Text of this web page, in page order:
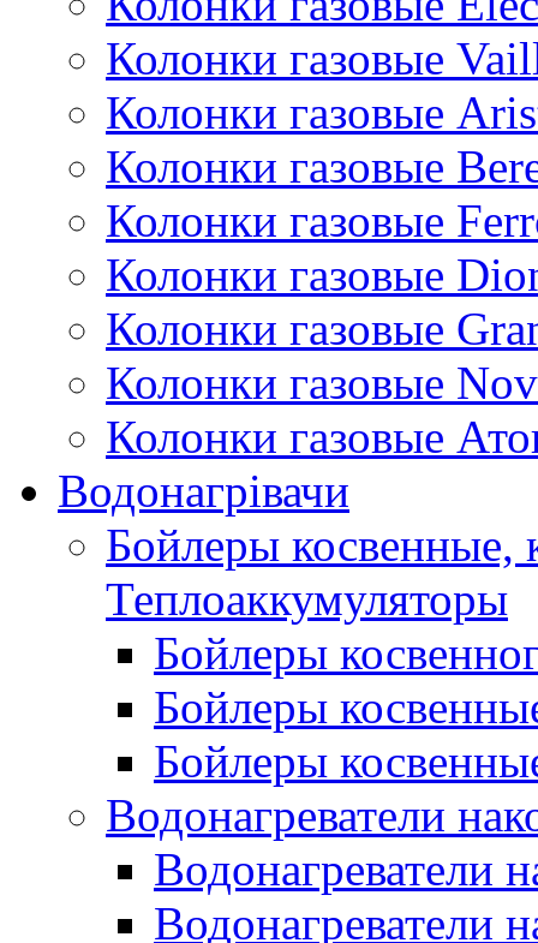
Колонки газовые
Колонки газовые
Колонки газовые
Колонки газовые
Колонки газовые
Колонки газовые
Колонки газовые
Колонки газовые
Водонагрівачи
Бойлеры косвенные,
Теплоаккумуляторы
Бойлеры
Бойлеры
Бойлеры
Водонагреватели
Водонагреватели
Водонагреватели